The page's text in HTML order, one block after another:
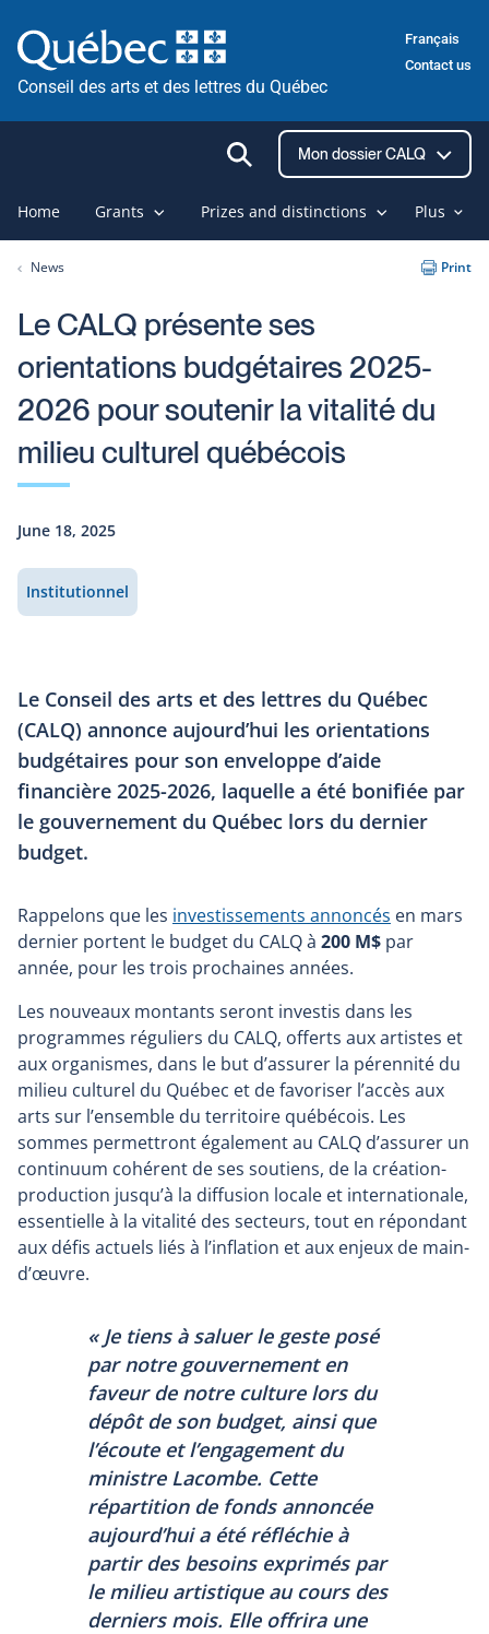
to
content
Conseil des arts et des lettres du Québec
Français
Contact us
Ouvrir
la
recherche
Mon dossier CALQ
Home Grants Prizes and distinctions Plus
News Print
Le CALQ présente ses
orientations budgétaires 2025-
2026 pour soutenir la vitalité du
milieu culturel québécois
June 18, 2025
Institutionnel
Le Conseil des arts et des lettres du Québec
(CALQ) annonce aujourd’hui les orientations
budgétaires pour son enveloppe d’aide
financière 2025-2026, laquelle a été bonifiée par
le gouvernement du Québec lors du dernier
budget.
Rappelons que les investissements annoncés en mars
dernier portent le budget du CALQ à 200 M$ par
année, pour les trois prochaines années.
Les nouveaux montants seront investis dans les
programmes réguliers du CALQ, offerts aux artistes et
aux organismes, dans le but d’assurer la pérennité du
milieu culturel du Québec et de favoriser l’accès aux
arts sur l’ensemble du territoire québécois. Les
sommes permettront également au CALQ d’assurer un
continuum cohérent de ses soutiens, de la création-
production jusqu’à la diffusion locale et internationale,
essentielle à la vitalité des secteurs, tout en répondant
aux défis actuels liés à l’inflation et aux enjeux de main-
d’œuvre.
« Je tiens à saluer le geste posé
par notre gouvernement en
faveur de notre culture lors du
dépôt de son budget, ainsi que
l’écoute et l’engagement du
ministre Lacombe. Cette
répartition de fonds annoncée
aujourd’hui a été réfléchie à
partir des besoins exprimés par
le milieu artistique au cours des
derniers mois. Elle offrira une